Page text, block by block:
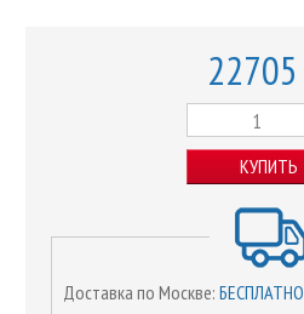
22705
КУПИТЬ
Доставка по Москве: БЕСПЛАТНО